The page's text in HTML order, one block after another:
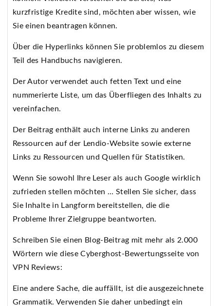
kurzfristige Kredite sind, möchten aber wissen, wie
Sie einen beantragen können.
Über die Hyperlinks können Sie problemlos zu diesem
Teil des Handbuchs navigieren.
Der Autor verwendet auch fetten Text und eine
nummerierte Liste, um das Überfliegen des Inhalts zu
vereinfachen.
Der Beitrag enthält auch interne Links zu anderen
Ressourcen auf der Lendio-Website sowie externe
Links zu Ressourcen und Quellen für Statistiken.
Wenn Sie sowohl Ihre Leser als auch Google wirklich
zufrieden stellen möchten … Stellen Sie sicher, dass
Sie Inhalte in Langform bereitstellen, die die
Probleme Ihrer Zielgruppe beantworten.
Schreiben Sie einen Blog-Beitrag mit mehr als 2.000
Wörtern wie diese Cyberghost-Bewertungsseite von
VPN Reviews:
Eine andere Sache, die auffällt, ist die ausgezeichnete
Grammatik. Verwenden Sie daher unbedingt ein